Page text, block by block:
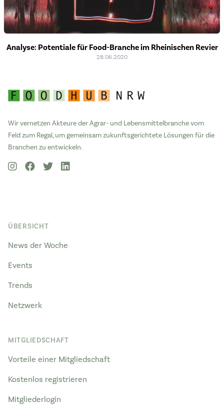
Analyse: Potentiale für Food-Branche im Rheinischen Revier
28.06.2020
Wir vernetzen Akteure der Agrar- und Lebensmittelbranche vom
Feld zum Regal, um gemeinsam zukunftsgerichtete Lösungen für die
Branchen zu entwickeln.
ÜBERSICHT
News der Woche
Events
Trends
Netzwerk
MITGLIEDSCHAFT
Vorteile einer Mitgliedschaft
Kostenlos registrieren
Mitgliederlogin